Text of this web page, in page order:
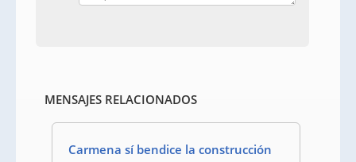
MENSAJES RELACIONADOS
Carmena sí bendice la construcción